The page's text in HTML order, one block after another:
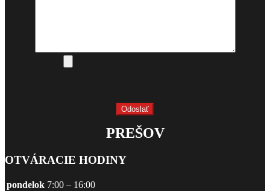
PREŠOV
OTVÁRACIE HODINY
pondelok 7:00 – 16:00